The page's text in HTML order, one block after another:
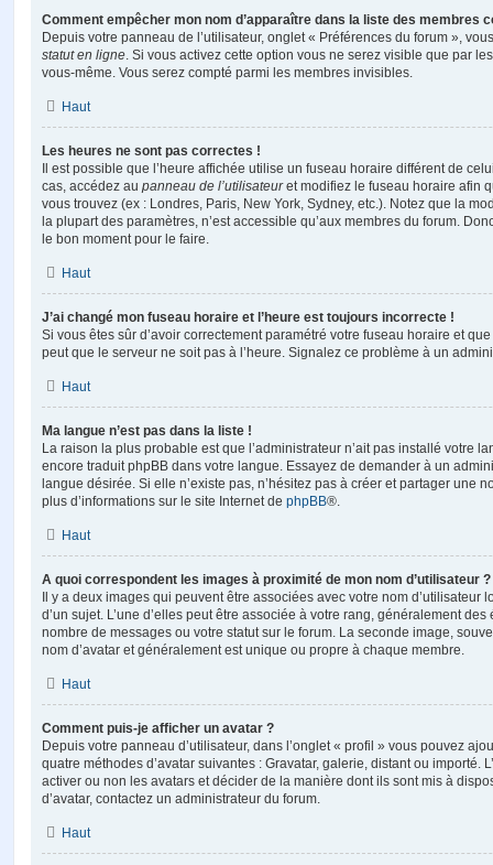
Comment empêcher mon nom d’apparaître dans la liste des membres
Depuis votre panneau de l’utilisateur, onglet « Préférences du forum »,
statut en ligne. Si vous activez cette option vous ne serez visible que par
vous-même. Vous serez compté parmi les membres invisibles.
Haut
Les heures ne sont pas correctes !
Il est possible que l’heure affichée utilise un fuseau horaire différent de
cas, accédez au panneau de l’utilisateuret modifiez le fuseau horaire afin
vous trouvez (ex : Londres, Paris, New York, Sydney, etc.). Notez que la
la plupart des paramètres, n’est accessible qu’aux membres du forum.
le bon moment pour le faire.
Haut
J’ai changé mon fuseau horaire et l’heure est toujours incorrecte !
Si vous êtes sûr d’avoir correctement paramétré votre fuseau horaire et
peut que le serveur ne soit pas à l’heure. Signalez ce problème à un
Haut
Ma langue n’est pas dans la liste !
La raison la plus probable est que l’administrateur n’ait pas installé votre
encore traduit phpBB dans votre langue. Essayez de demander à un
langue désirée. Si elle n’existe pas, n’hésitez pas à créer et partager une
plus d’informations sur le site Internet de phpBB®.
Haut
A quoi correspondent les images à proximité de mon nom d’utilisateur ?
Il y a deux images qui peuvent être associées avec votre nom d’utilisateur
d’un sujet. L’une d’elles peut être associée à votre rang, généralement
nombre de messages ou votre statut sur le forum. La seconde image,
nom d’avatar et généralement est unique ou propre à chaque membre.
Haut
Comment puis-je afficher un avatar ?
Depuis votre panneau d’utilisateur, dans l’onglet « profil » vous pouvez
quatre méthodes d’avatar suivantes : Gravatar, galerie, distant ou importé.
activer ou non les avatars et décider de la manière dont ils sont mis à
d’avatar, contactez un administrateur du forum.
Haut